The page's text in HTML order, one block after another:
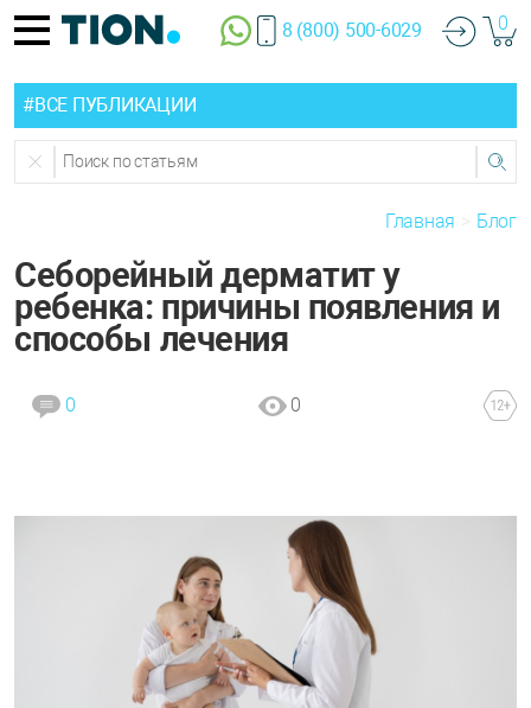
8 (800) 500-6029 0
#ВСЕ ПУБЛИКАЦИИ
Главная Блог
Себорейный дерматит у
ребенка: причины появления и
способы лечения
0 0